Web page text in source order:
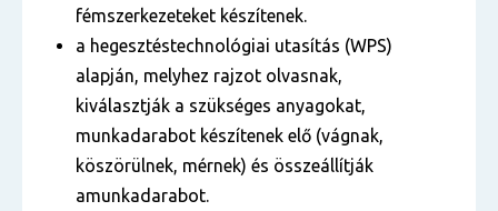
fémszerkezeteket készítenek.
a hegesztéstechnológiai utasítás (WPS)
alapján, melyhez rajzot olvasnak,
kiválasztják a szükséges anyagokat,
munkadarabot készítenek elő (vágnak,
köszörülnek, mérnek) és összeállítják
amunkadarabot.